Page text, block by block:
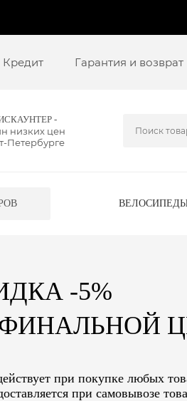
Кредит Гарантия и возврат
-
низких цен
Петербурге
-5%
при покупке любых
при самовывозе